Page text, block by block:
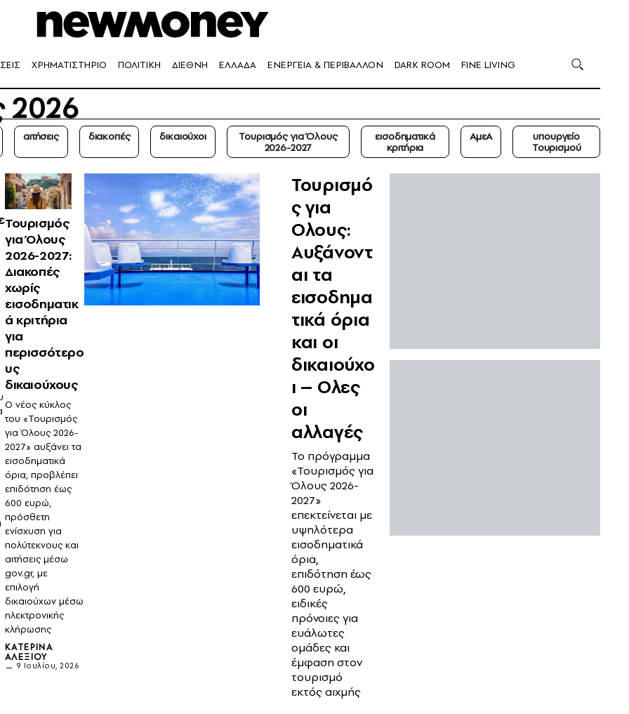
ΧΡΗΜΑΤΙΣΤΗΡΙΟ ΠΟΛΙΤΙΚΗ ΔΙΕΘΝΗ ΕΛΛΑΔΑ ΕΝΕΡΓΕΙΑ & ΠΕΡΙΒΑΛΛΟΝ DARK ROOM FINE LIVING
2026
αιτήσεις διακοπές δικαιούχοι
Τουρισμός για Όλους
2026-2027
εισοδηματικά
κριτήρια
ΑμεΑ
υπουργείο
Τουρισμού
Τουρισμός
για Όλους
2026-2027:
Διακοπές
χωρίς
εισοδηματικ
ά κριτήρια
για
περισσότερο
υς
δικαιούχους
Ο νέος κύκλος
του «Τουρισμός
για Όλους 2026-
2027» αυξάνει τα
εισοδηματικά
όρια, προβλέπει
επιδότηση έως
600 ευρώ,
πρόσθετη
ενίσχυση για
πολύτεκνους και
αιτήσεις μέσω
gov.gr, με
επιλογή
δικαιούχων μέσω
ηλεκτρονικής
κλήρωσης
ΚΑΤΕΡΊΝΑ
ΑΛΕΞΊΟΥ
9 Ιουλίου, 2026
Τουρισμό
ς για
Ολους:
Αυξάνοντ
αι τα
εισοδημα
τικά όρια
και οι
δικαιούχο
ι – Ολες
οι
αλλαγές
Το πρόγραμμα
«Τουρισμός για
Όλους 2026-
2027»
επεκτείνεται με
υψηλότερα
εισοδηματικά
όρια,
επιδότηση έως
600 ευρώ,
ειδικές
πρόνοιες για
ευάλωτες
ομάδες και
έμφαση στον
τουρισμό
εκτός αιχμής